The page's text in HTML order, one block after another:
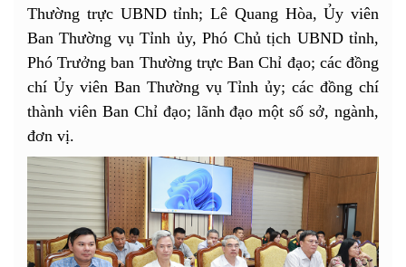
Thường trực UBND tỉnh; Lê Quang Hòa, Ủy viên
Ban Thường vụ Tỉnh ủy, Phó Chủ tịch UBND tỉnh,
Phó Trưởng ban Thường trực Ban Chỉ đạo; các đồng
chí Ủy viên Ban Thường vụ Tỉnh ủy; các đồng chí
thành viên Ban Chỉ đạo; lãnh đạo một số sở, ngành,
đơn vị.